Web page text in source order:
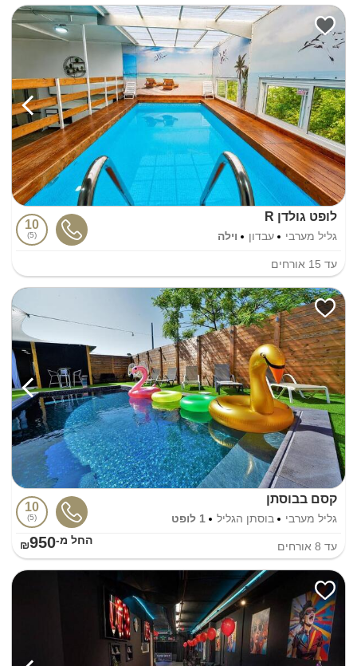
לופט גולדן R
גליל מערבי עבדון וילה
10
5
עד 15 אורחים
קסם בבוסתן
גליל מערבי בוסתן הגליל 1 לופט
10
5
עד 8 אורחים החל מ-₪950